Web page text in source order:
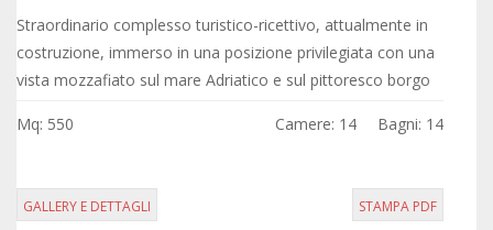
Straordinario complesso turistico-ricettivo, attualmente in
costruzione, immerso in una posizione privilegiata con una
vista mozzafiato sul mare Adriatico e sul pittoresco borgo
Mq: 550 Camere: 14 Bagni: 14
GALLERY E DETTAGLI STAMPA PDF